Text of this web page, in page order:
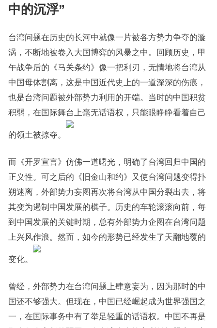
中的沉浮”
台湾问题在历史的长河中就像一片被各方势力争夺的漩
涡，不断地被卷入大国博弈的风暴之中。回顾历史，甲
午战争后的《马关条约》像一把利刃，无情地将台湾从
中国母体割离，这是中国近代史上的一道深深的伤痕，
也是台湾问题被外部势力利用的开端。当时的中国积贫
积弱，在国际舞台上毫无话语权，只能眼睁睁看着自己
的领土被掠夺。
而《开罗宣言》仿佛一道曙光，明确了台湾回归中国的
正义性。可之后的《旧金山和约》又使台湾问题变得扑
朔迷离，外部势力妄图再次将台湾从中国分裂出去，将
其变为遏制中国发展的棋子。历史的车轮滚滚向前，每
到中国发展的关键时期，总有外部势力企图在台湾问题
上兴风作浪。然而，如今的形势已经发生了天翻地覆的
变化。
曾经，外部势力在台湾问题上肆意妄为，因为那时的中
国还不够强大。但现在，中国已经崛起成为世界强国之
一，在国际事务中有了举足轻重的话语权。中国不再是